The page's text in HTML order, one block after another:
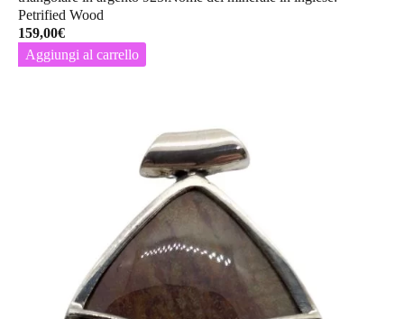
Petrified Wood
159,00€
Aggiungi al carrello